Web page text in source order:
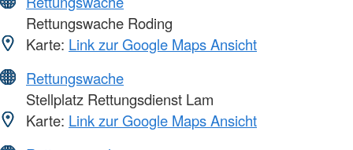
Rettungswache Roding
Karte: Link zur Google Maps Ansicht
Rettungswache
Stellplatz Rettungsdienst Lam
Karte: Link zur Google Maps Ansicht